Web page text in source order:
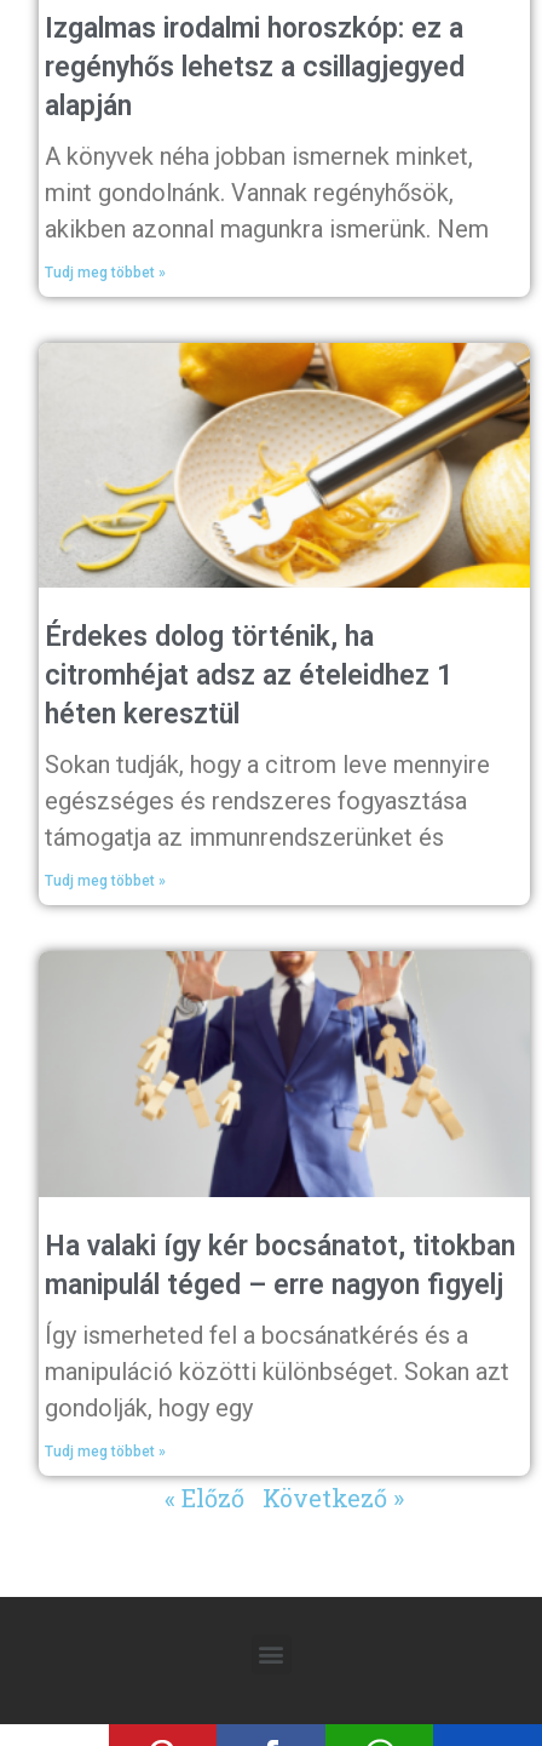
Izgalmas irodalmi horoszkóp: ez a
regényhős lehetsz a csillagjegyed
alapján
A könyvek néha jobban ismernek minket,
mint gondolnánk. Vannak regényhősök,
akikben azonnal magunkra ismerünk. Nem
Tudj meg többet »
Érdekes dolog történik, ha
citromhéjat adsz az ételeidhez 1
héten keresztül
Sokan tudják, hogy a citrom leve mennyire
egészséges és rendszeres fogyasztása
támogatja az immunrendszerünket és
Tudj meg többet »
Ha valaki így kér bocsánatot, titokban
manipulál téged – erre nagyon figyelj
Így ismerheted fel a bocsánatkérés és a
manipuláció közötti különbséget. Sokan azt
gondolják, hogy egy
Tudj meg többet »
« Előző Következő »